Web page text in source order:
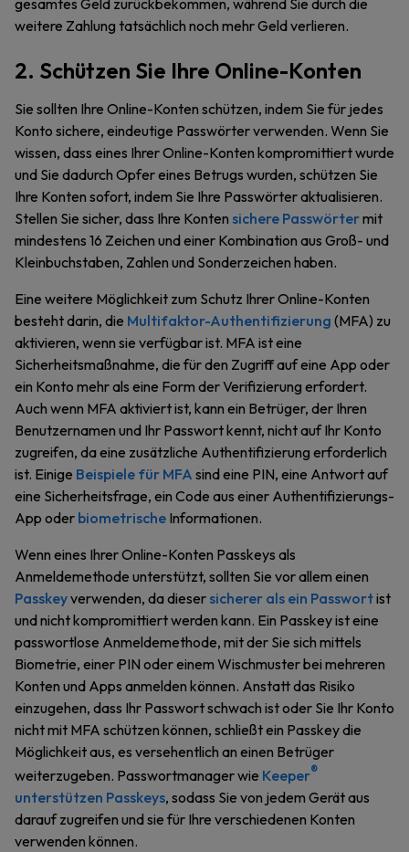
gesamtes Geld zurückbekommen, während Sie durch die
weitere Zahlung tatsächlich noch mehr Geld verlieren.
2. Schützen Sie Ihre Online-Konten
Sie sollten Ihre Online-Konten schützen, indem Sie für jedes
Konto sichere, eindeutige Passwörter verwenden. Wenn Sie
wissen, dass eines Ihrer Online-Konten kompromittiert wurde
und Sie dadurch Opfer eines Betrugs wurden, schützen Sie
Ihre Konten sofort, indem Sie Ihre Passwörter aktualisieren.
Stellen Sie sicher, dass Ihre Konten sichere Passwörtermit
mindestens 16 Zeichen und einer Kombination aus Groß- und
Kleinbuchstaben, Zahlen und Sonderzeichen haben.
Eine weitere Möglichkeit zum Schutz Ihrer Online-Konten
besteht darin, die Multifaktor-Authentifizierung (MFA) zu
aktivieren, wenn sie verfügbar ist. MFA ist eine
Sicherheitsmaßnahme, die für den Zugriff auf eine App oder
ein Konto mehr als eine Form der Verifizierung erfordert.
Auch wenn MFA aktiviert ist, kann ein Betrüger, der Ihren
Benutzernamen und Ihr Passwort kennt, nicht auf Ihr Konto
zugreifen, da eine zusätzliche Authentifizierung erforderlich
ist. Einige Beispiele für MFA sind eine PIN, eine Antwort auf
eine Sicherheitsfrage, ein Code aus einer Authentifizierungs-
App oder biometrische Informationen.
Wenn eines Ihrer Online-Konten Passkeys als
Anmeldemethode unterstützt, sollten Sie vor allem einen
Passkeyverwenden, da dieser sicherer als ein Passwortist
und nicht kompromittiert werden kann. Ein Passkey ist eine
passwortlose Anmeldemethode, mit der Sie sich mittels
Biometrie, einer PIN oder einem Wischmuster bei mehreren
Konten und Apps anmelden können. Anstatt das Risiko
einzugehen, dass Ihr Passwort schwach ist oder Sie Ihr Konto
nicht mit MFA schützen können, schließt ein Passkey die
Möglichkeit aus, es versehentlich an einen Betrüger
weiterzugeben. Passwortmanager wie Keeper®
unterstützen Passkeys, sodass Sie von jedem Gerät aus
darauf zugreifen und sie für Ihre verschiedenen Konten
verwenden können.